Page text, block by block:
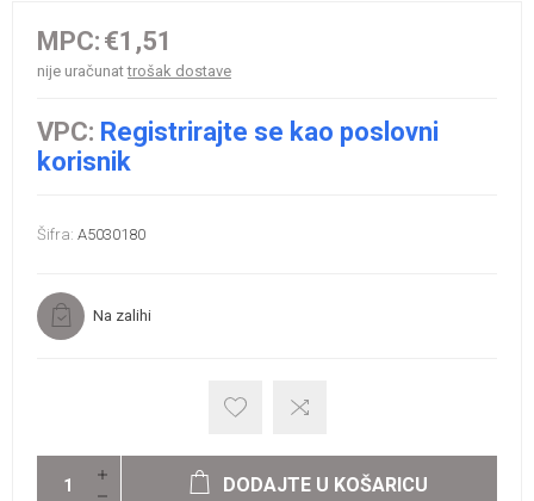
MPC: €1,51
nije uračunattrošak dostave
VPC: Registrirajte se kao poslovni
korisnik
Šifra: A5030180
Na zalihi
DODAJTE U KOŠARICU